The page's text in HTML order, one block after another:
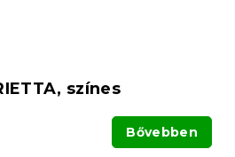
színes
Bővebben